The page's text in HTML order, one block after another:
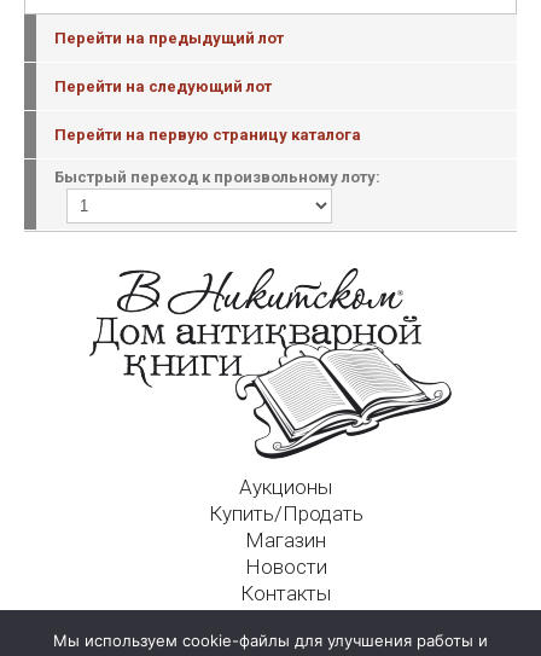
Перейти на предыдущий лот
Перейти на следующий лот
Перейти на первую страницу каталога
Быстрый переход к произвольному лоту:
Аукционы
Купить/Продать
Магазин
Новости
Контакты
125009, г. Москва, Никитский пер., д. 4а, стр. 1
Мы используем cookie-файлы для улучшения работы и